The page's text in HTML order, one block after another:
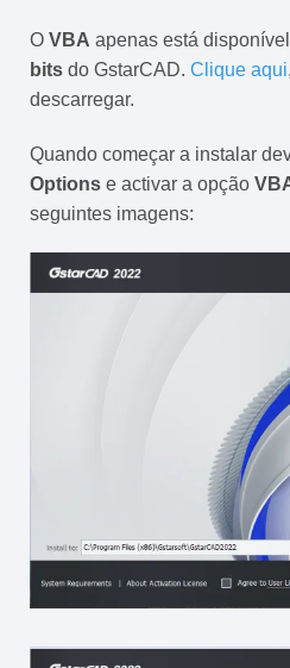
O VBA apenas está
bits do GstarCAD. Clique aqui
descarregar.
Quando começar a instalar
Options e activar a opção
seguintes imagens: